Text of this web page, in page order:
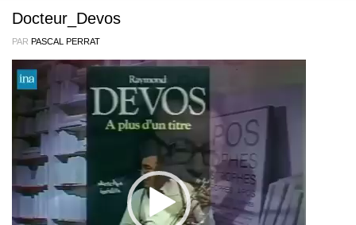
Docteur_Devos
PAR PASCAL PERRAT
Lecteur
vidéo